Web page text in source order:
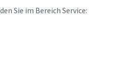
Sie im Bereich Service: